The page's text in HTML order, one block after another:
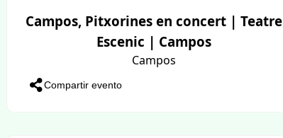
Campos, Pitxorines en concert | Teatre
Escenic | Campos
Campos
Compartir evento